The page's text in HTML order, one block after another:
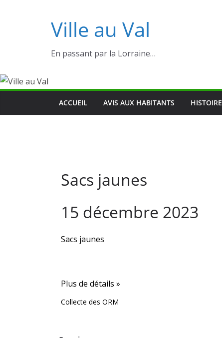
Ville au Val
En passant par la Lorraine…
ACCUEIL AVIS AUX HABITANTS HISTOIRE
Sacs jaunes
15 décembre 2023
Sacs jaunes
Plus de détails »
Collecte des ORM